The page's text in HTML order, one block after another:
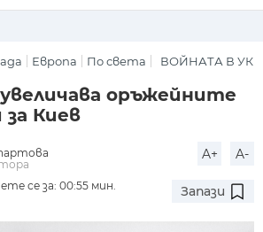
Европа По света ВОЙНАТА В
оръжейните
Киев
A+ A-
се за: 00:55 мин.
Запази